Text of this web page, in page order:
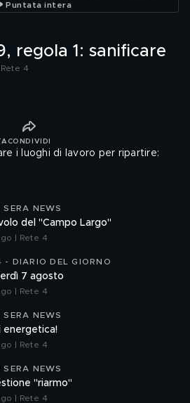
Puntata intera
regola 1: sanificare
4
CONDIVIDI
i luoghi di lavoro per ripartire:
SERA NEWS
del "Campo Largo"
| Rete 4
- DIARIO DEL GIORNO
7 agosto
| Rete 4
SERA NEWS
energetica!
| Rete 4
SERA NEWS
"riarmo"
| Rete 4